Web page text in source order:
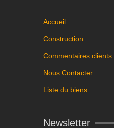
Accueil
Construction
Commentaires clients
Nous Contacter
Liste du biens
Newsletter